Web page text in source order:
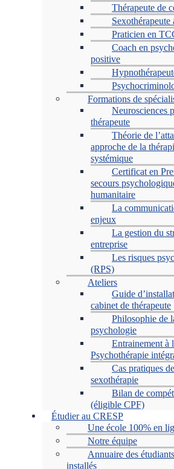
Thérapeute de
Praticien en
Coach en
positive
Formations de
Neurosciences
thérapeute
Théorie de
approche de la
systémique
Certificat en
secours
humanitaire
La
enjeux
La gestion du
entreprise
Les risques
(RPS)
Ateliers
Guide
cabinet de thérapeute
Philosophie de
psychologie
Entrainement à
Psychothérapie
Cas pratiques de
sexothérapie
Bilan de
(éligible CPF)
Étudier au CRESP
Une école 100% en
Notre équipe
Annuaire des étudiants
installés